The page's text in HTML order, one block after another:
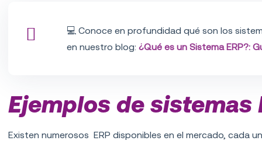
💻Conoce en profundidad qué son los
en nuestro blog:¿Qué es un Sistema ERP?:
Ejemplos de sistemas
Existen numerosos ERP disponibles en el mercado, cada